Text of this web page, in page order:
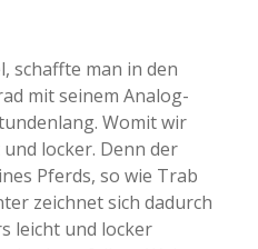
schaffte man in den
mit seinem Analog-
Womit wir
locker. Denn der
Pferds, so wie Trab
zeichnet sich dadurch
leicht und locker